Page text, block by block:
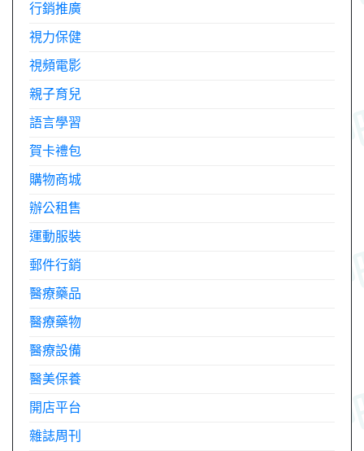
行銷推廣
視力保健
視頻電影
親子育兒
語言學習
賀卡禮包
購物商城
辦公租售
運動服裝
郵件行銷
醫療藥品
醫療藥物
醫療設備
醫美保養
開店平台
雜誌周刊